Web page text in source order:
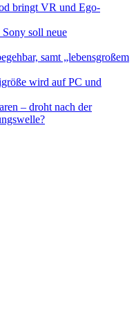
bringt VR und Ego-
soll neue
samt „lebensgroßem
wird auf PC und
– droht nach der